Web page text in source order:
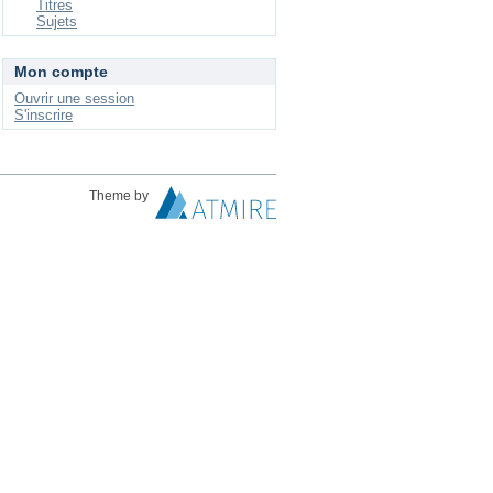
Titres
Sujets
Mon compte
Ouvrir une session
S'inscrire
Theme by